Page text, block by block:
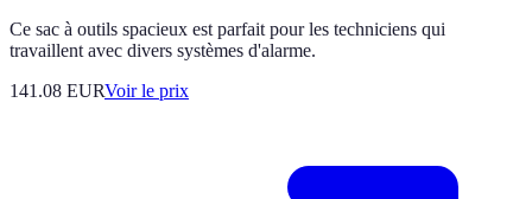
Ce sac à outils spacieux est parfait pour les techniciens qui
travaillent avec divers systèmes d'alarme.
141.08 EURVoir le prix